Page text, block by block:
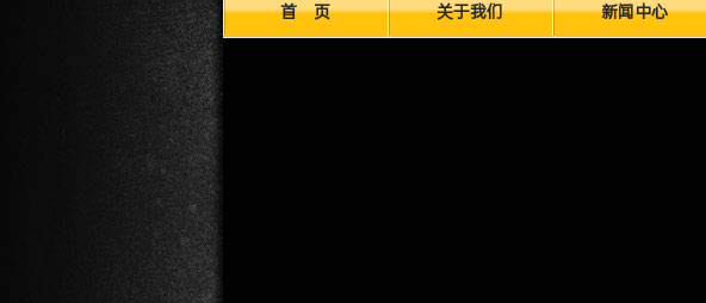
首 页 关于我们 新闻中心